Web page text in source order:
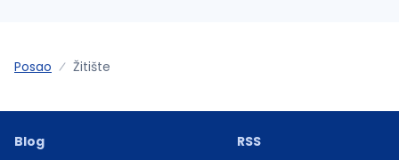
Posao Žitište
Blog
RSS